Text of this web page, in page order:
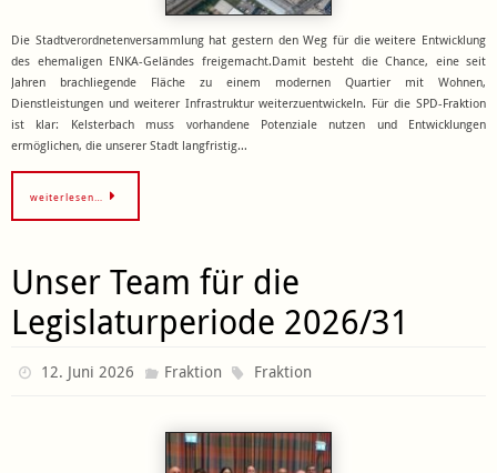
Die Stadtverordnetenversammlung hat gestern den Weg für die weitere Entwicklung
des ehemaligen ENKA-Geländes freigemacht.Damit besteht die Chance, eine seit
Jahren brachliegende Fläche zu einem modernen Quartier mit Wohnen,
Dienstleistungen und weiterer Infrastruktur weiterzuentwickeln. Für die SPD-Fraktion
ist klar: Kelsterbach muss vorhandene Potenziale nutzen und Entwicklungen
ermöglichen, die unserer Stadt langfristig…
weiterlesen…
Unser Team für die
Legislaturperiode 2026/31
12. Juni 2026 Fraktion Fraktion